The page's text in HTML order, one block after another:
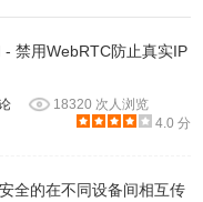
禁用WebRTC防止真实IP
18320 次人浏览
4.0 分
全的在不同设备间相互传